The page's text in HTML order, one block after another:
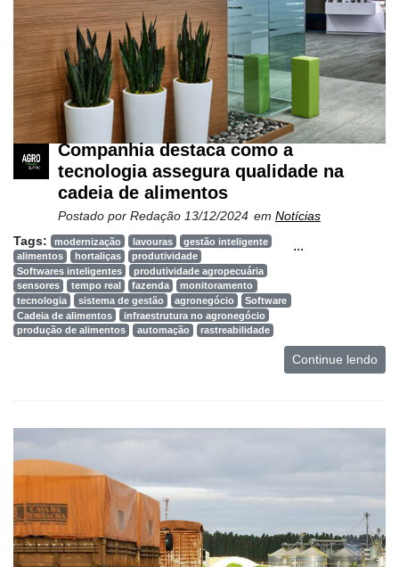
Consulting
Manager
ONE
CHB
Companhia destaca como a
tecnologia assegura qualidade na
cadeia de alimentos
Postado por Redação 13/12/2024 em Notícias
...
Tags: modernização lavouras
gestão inteligente
alimentos
hortaliças
produtividade
Softwares inteligentes
produtividade agropecuária
sensores
tempo real fazenda
monitoramento
tecnologia
sistema de gestão agronegócio
Software
Cadeia de alimentos
infraestrutura no agronegócio
produção de alimentos
automação rastreabilidade
Continue lendo